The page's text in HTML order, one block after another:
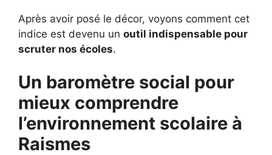
Après avoir posé le décor, voyons comment cet
indice est devenu un outil indispensable pour
scruter nos écoles.
Un baromètre social pour
mieux comprendre
l’environnement scolaire à
Raismes